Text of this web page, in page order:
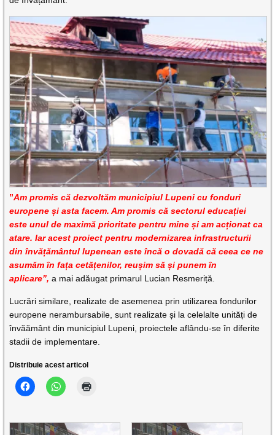
”Am promis că dezvoltăm municipiul Lupeni cu fonduri
europene și asta facem. Am promis că sectorul educației
este unul de maximă prioritate pentru mine și am acționat ca
atare. Iar acest proiect pentru modernizarea infrastructurii
din învățământul lupenean este încă o dovadă că ceea ce ne
asumăm în fața cetățenilor, reușim să și punem în
aplicare”, a mai adăugat primarul Lucian Resmeriță.
Lucrări similare, realizate de asemenea prin utilizarea fondurilor
europene nerambursabile, sunt realizate și la celelalte unități de
învăământ din municipiul Lupeni, proiectele aflându-se în diferite
stadii de implementare.
Distribuie acest articol